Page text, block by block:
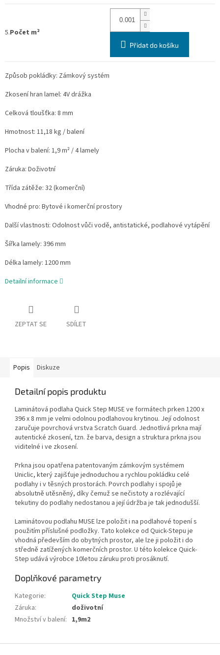
5.Počet m²
Přidat do košíku
Způsob pokládky: Zámkový systém
Zkosení hran lamel: 4V drážka
Celková tloušťka: 8 mm
Hmotnost: 11,18 kg / balení
Plocha v balení: 1,9 m² / 4 lamely
Záruka: Doživotní
Třída zátěže: 32 (komerční)
Vhodné pro: Bytové i komerční prostory
Další vlastnosti: Odolnost vůči vodě, antistatické, podlahové vytápění
Šířka lamely: 396 mm
Délka lamely: 1200 mm
Detailní informace
ZEPTAT SE SDÍLET
Popis Diskuze
Detailní popis produktu
Laminátová podlaha Quick Step MUSE ve formátech prken 1200 x
396 x 8 mm je velmi odolnou podlahovou krytinou. Její odolnost
zaručuje povrchová vrstva Scratch Guard. Jednotlivá prkna mají
autentické zkosení, tzn. že barva, design a struktura prkna jsou
viditelné i ve zkosení.
Prkna jsou opatřena patentovaným zámkovým systémem
Uniclic, který zajišťuje jednoduchou a rychlou pokládku celé
podlahy i v těsných prostorách. Povrch podlahy i spojů je
absolutně utěsněný, díky čemuž se nečistoty a rozlévající
tekutiny do podlahy nedostanou a její údržba je tak jednodušší.
Laminátovou podlahu MUSE lze položit i na podlahové topení s
použitím příslušné podložky. Tato kolekce od Quick-Stepu je
vhodná především do obytných prostor, ale lze ji položit i do
středně zatížených komerčních prostor. U této kolekce Quick-
Step udává výrobce 10letou záruku proti prosáknutí.
Doplňkové parametry
Kategorie:
Quick Step Muse
Záruka:
doživotní
Množství v balení: 1,9m2